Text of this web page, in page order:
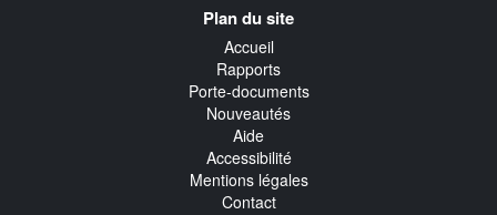
Plan du site
Accueil
Rapports
Porte-documents
Nouveautés
Aide
Accessibilité
Mentions légales
Contact